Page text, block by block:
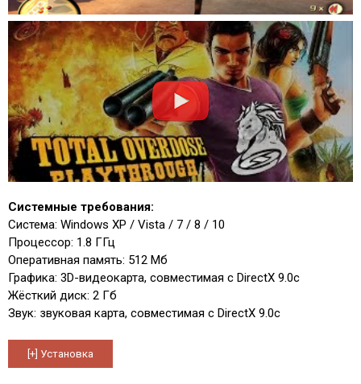
Системные требования:
Система: Windows XP / Vista / 7 / 8 / 10
Процессор: 1.8 ГГц
Оперативная память: 512 Мб
Графика: 3D-видеокарта, совместимая с DirectX 9.0c
Жёсткий диск: 2 Гб
Звук: звуковая карта, совместимая с DirectX 9.0c